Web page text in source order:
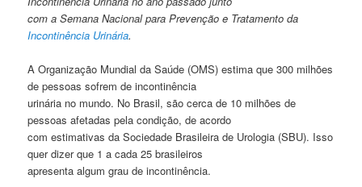
com a Semana Nacional para Prevenção e Tratamento da
Incontinência Urinária.
A Organização Mundial da Saúde (OMS) estima que 300 milhões
de pessoas sofrem de incontinência
urinária no mundo. No Brasil, são cerca de 10 milhões de
pessoas afetadas pela condição, de acordo
com estimativas da Sociedade Brasileira de Urologia (SBU). Isso
quer dizer que 1 a cada 25 brasileiros
apresenta algum grau de incontinência.